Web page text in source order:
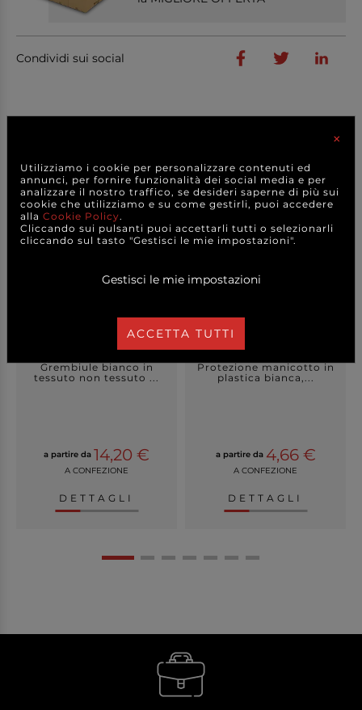
Condividi sui social
Grembiule bianco in
tessuto non tessuto ...
a partire da 14,20 €
A CONFEZIONE
DETTAGLI
Protezione manicotto in
plastica bianca,...
a partire da 4,66 €
A CONFEZIONE
DETTAGLI
×
Utilizziamo i cookie per personalizzare contenuti ed
annunci, per fornire funzionalità dei social media e per
analizzare il nostro traffico, se desideri saperne di più sui
cookie che utilizziamo e su come gestirli, puoi accedere
alla Cookie Policy.
Cliccando sui pulsanti puoi accettarli tutti o selezionarli
cliccando sul tasto "Gestisci le mie impostazioni".
Gestisci le mie impostazioni
ACCETTA TUTTI